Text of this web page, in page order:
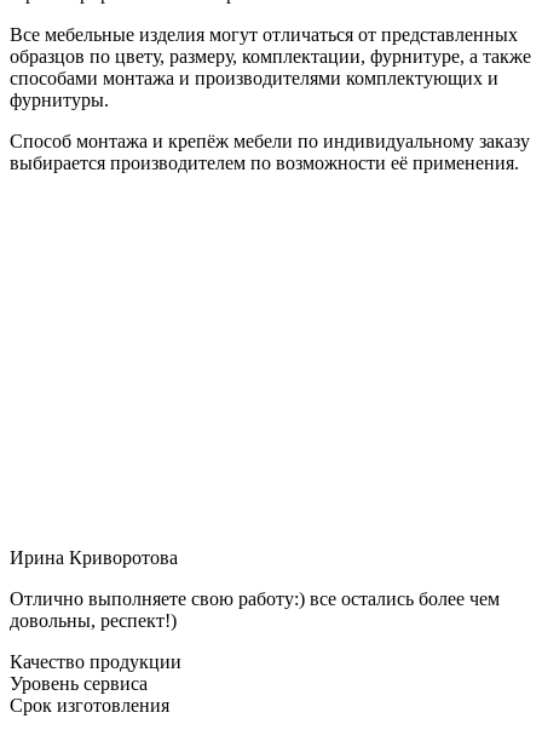
Все мебельные изделия могут отличаться от представленных
образцов по цвету, размеру, комплектации, фурнитуре, а также
способами монтажа и производителями комплектующих и
фурнитуры.
Способ монтажа и крепёж мебели по индивидуальному заказу
выбирается производителем по возможности её применения.
Ирина Криворотова
Отлично выполняете свою работу:) все остались более чем
довольны, респект!)
Качество продукции
Уровень сервиса
Срок изготовления